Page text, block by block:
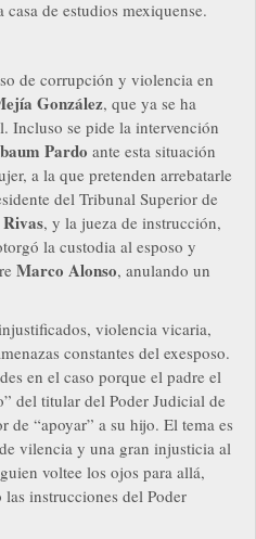
de estudios mexiquense.
de corrupción y violencia en
González, que ya se ha
Incluso se pide la intervención
Pardo ante esta situación
a la que pretenden arrebatarle
del Tribunal Superior de
, y la jueza de instrucción,
la custodia al esposo y
Marco Alonso, anulando un
violencia vicaria,
constantes del exesposo.
en el caso porque el padre el
del titular del Poder Judicial de
“apoyar” a su hijo. El tema es
vilencia y una gran injusticia al
voltee los ojos para allá,
instrucciones del Poder